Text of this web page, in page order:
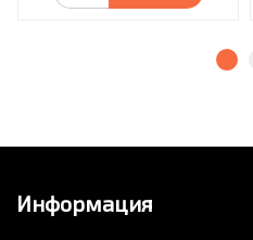
Информация